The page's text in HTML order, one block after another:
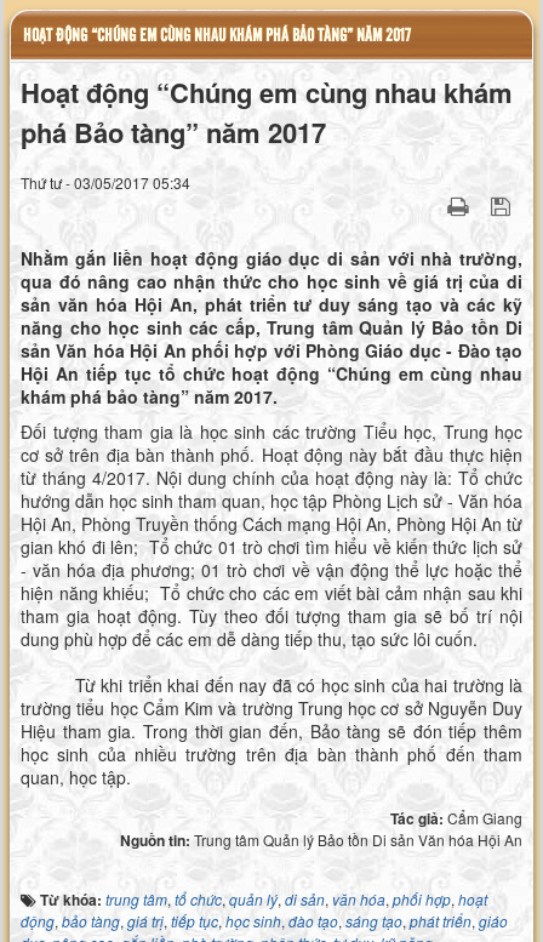
HOẠT ĐỘNG “CHÚNG EM CÙNG NHAU KHÁM PHÁ BẢO TÀNG” NĂM 2017
Hoạt động “Chúng em cùng nhau khám
phá Bảo tàng” năm 2017
Thứ tư - 03/05/2017 05:34
Nhằm gắn liền hoạt động giáo dục di sản với nhà trường,
qua đó nâng cao nhận thức cho học sinh về giá trị của di
sản văn hóa Hội An, phát triển tư duy sáng tạo và các kỹ
năng cho học sinh các cấp, Trung tâm Quản lý Bảo tồn Di
sản Văn hóa Hội An phối hợp với Phòng Giáo dục - Đào tạo
Hội An tiếp tục tổ chức hoạt động “Chúng em cùng nhau
khám phá bảo tàng” năm 2017.
Đối tượng tham gia là học sinh các trường Tiểu học, Trung học
cơ sở trên địa bàn thành phố. Hoạt động này bắt đầu thực hiện
từ tháng 4/2017. Nội dung chính của hoạt động này là: Tổ chức
hướng dẫn học sinh tham quan, học tập Phòng Lịch sử - Văn hóa
Hội An, Phòng Truyền thống Cách mạng Hội An, Phòng Hội An từ
gian khó đi lên; Tổ chức 01 trò chơi tìm hiểu về kiến thức lịch sử
- văn hóa địa phương; 01 trò chơi về vận động thể lực hoặc thể
hiện năng khiếu; Tổ chức cho các em viết bài cảm nhận sau khi
tham gia hoạt động. Tùy theo đối tượng tham gia sẽ bố trí nội
dung phù hợp để các em dễ dàng tiếp thu, tạo sức lôi cuốn.
Từ khi triển khai đến nay đã có học sinh của hai trường là
trường tiểu học Cẩm Kim và trường Trung học cơ sở Nguyễn Duy
Hiệu tham gia. Trong thời gian đến, Bảo tàng sẽ đón tiếp thêm
học sinh của nhiều trường trên địa bàn thành phố đến tham
quan, học tập.
Tác giả: Cẩm Giang
Nguồn tin: Trung tâm Quản lý Bảo tồn Di sản Văn hóa Hội An
Từ khóa: trung tâm,tổ chức,quản lý, di sản, văn hóa, phối hợp, hoạt
động, bảo tàng, giá trị, tiếp tục,học sinh,đào tạo, sáng tạo,phát triển, giáo